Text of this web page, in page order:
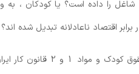
شاغل را داده است؟ یا کودکان ،
برابر اقتصاد ناعادلانه تبدیل شده اند؟
طبق ماده 2